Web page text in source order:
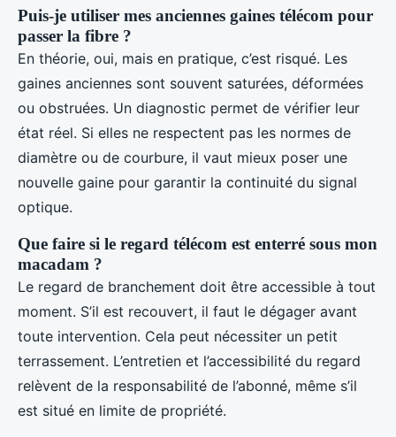
Puis-je utiliser mes anciennes gaines télécom pour
passer la fibre ?
En théorie, oui, mais en pratique, c’est risqué. Les
gaines anciennes sont souvent saturées, déformées
ou obstruées. Un diagnostic permet de vérifier leur
état réel. Si elles ne respectent pas les normes de
diamètre ou de courbure, il vaut mieux poser une
nouvelle gaine pour garantir la continuité du signal
optique.
Que faire si le regard télécom est enterré sous mon
macadam ?
Le regard de branchement doit être accessible à tout
moment. S’il est recouvert, il faut le dégager avant
toute intervention. Cela peut nécessiter un petit
terrassement. L’entretien et l’accessibilité du regard
relèvent de la responsabilité de l’abonné, même s’il
est situé en limite de propriété.